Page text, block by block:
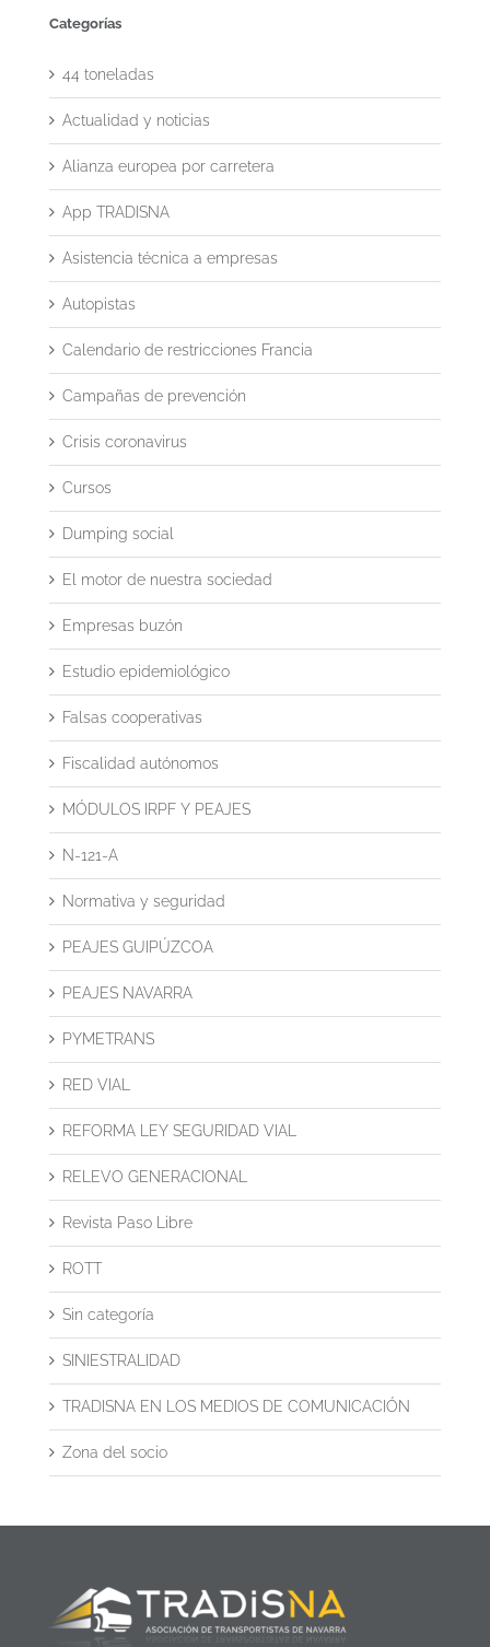
Categorías
44 toneladas
Actualidad y noticias
Alianza europea por carretera
App TRADISNA
Asistencia técnica a empresas
Autopistas
Calendario de restricciones Francia
Campañas de prevención
Crisis coronavirus
Cursos
Dumping social
El motor de nuestra sociedad
Empresas buzón
Estudio epidemiológico
Falsas cooperativas
Fiscalidad autónomos
MÓDULOS IRPF Y PEAJES
N-121-A
Normativa y seguridad
PEAJES GUIPÚZCOA
PEAJES NAVARRA
PYMETRANS
RED VIAL
REFORMA LEY SEGURIDAD VIAL
RELEVO GENERACIONAL
Revista Paso Libre
ROTT
Sin categoría
SINIESTRALIDAD
TRADISNA EN LOS MEDIOS DE COMUNICACIÓN
Zona del socio